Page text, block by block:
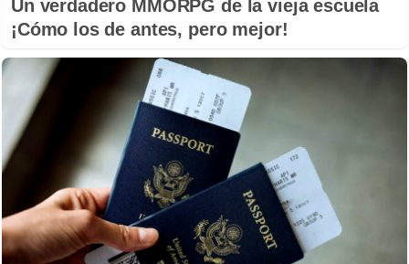
Un verdadero MMORPG de la vieja escuela
¡Cómo los de antes, pero mejor!